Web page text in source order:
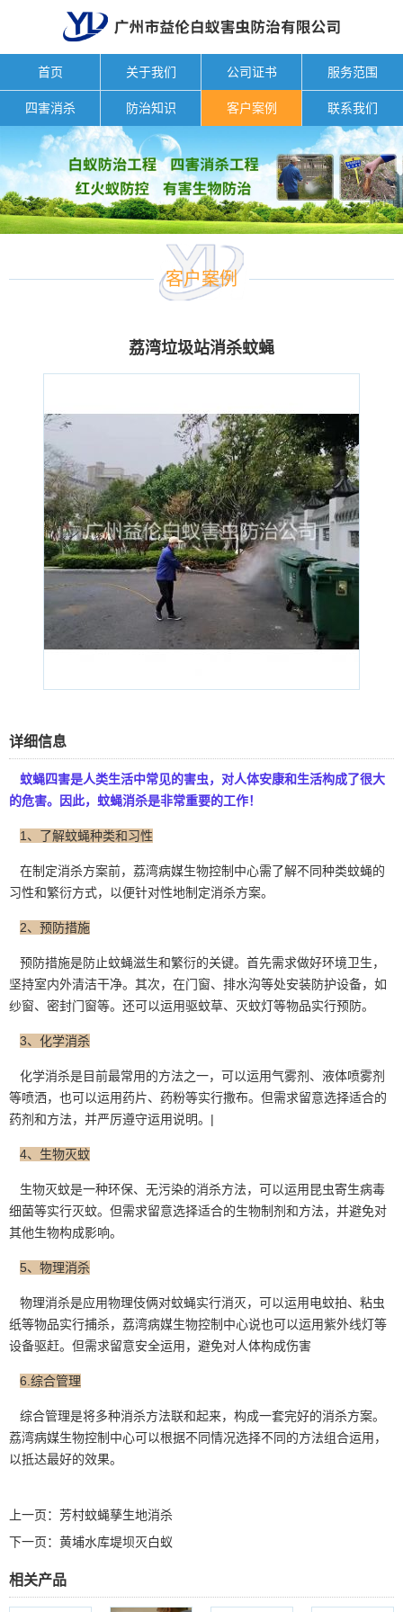
首页 关于我们 公司证书 服务范围
四害消杀 防治知识 客户案例 联系我们
客户案例
荔湾垃圾站消杀蚊蝇
详细信息
蚊蝇四害是人类生活中常见的害虫，对人体安康和生活构成了很大
的危害。因此，蚊蝇消杀是非常重要的工作！
1、了解蚊蝇种类和习性
在制定消杀方案前， 荔湾病媒生物控制中心需了解不同种类蚊蝇的
习性和繁衍方式，以便针对性地制定消杀方案。
2、预防措施
预防措施是防止蚊蝇滋生和繁衍的关键。首先需求做好环境卫生，
坚持室内外清洁干净。其次，在门窗、排水沟等处安装防护设备，如
纱窗、密封门窗等。还可以运用驱蚊草、灭蚊灯等物品实行预防。
3、化学消杀
化学消杀是目前最常用的方法之一，可以运用气雾剂、液体喷雾剂
等喷洒，也可以运用药片、药粉等实行撒布。但需求留意选择适合的
药剂和方法，并严厉遵守运用说明。|
4、生物灭蚊
生物灭蚊是一种环保、无污染的消杀方法，可以运用昆虫寄生病毒
细菌等实行灭蚊。但需求留意选择适合的生物制剂和方法，并避免对
其他生物构成影响。
5、物理消杀
物理消杀是应用物理伎俩对蚊蝇实行消灭，可以运用电蚊拍、粘虫
纸等物品实行捕杀，荔湾病媒生物控制中心说也可以运用紫外线灯等
设备驱赶。但需求留意安全运用，避免对人体构成伤害
6.综合管理
综合管理是将多种消杀方法联和起来，构成一套完好的消杀方案。
荔湾病媒生物控制中心可以根据不同情况选择不同的方法组合运用，
以抵达最好的效果。
上一页： 芳村蚊蝇孳生地消杀
下一页： 黄埔水库堤坝灭白蚁
相关产品